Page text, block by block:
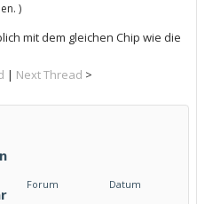
)
mit dem gleichen Chip wie die
| Next Thread >
Forum Datum